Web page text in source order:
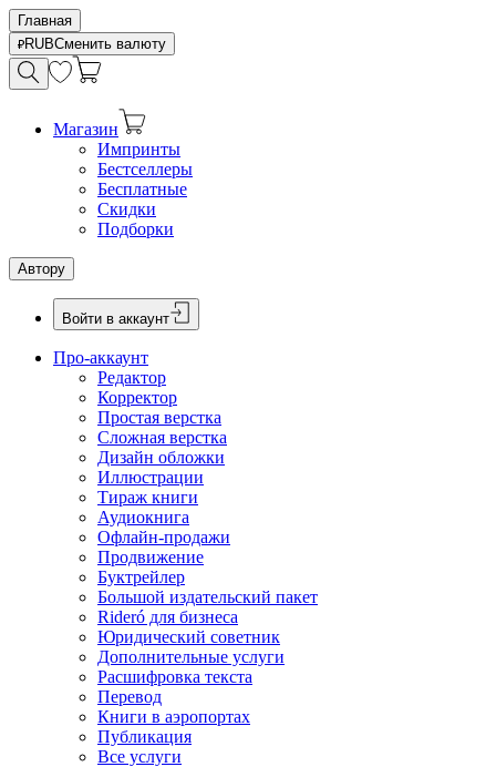
Главная
RUBСменить валюту
Магазин
Импринты
Бестселлеры
Бесплатные
Скидки
Подборки
Автору
Войти в аккаунт
Про-аккаунт
Редактор
Корректор
Простая верстка
Сложная верстка
Дизайн обложки
Иллюстрации
Тираж книги
Аудиокнига
Офлайн-продажи
Продвижение
Буктрейлер
Большой издательский пакет
Rideró для бизнеса
Юридический советник
Дополнительные услуги
Расшифровка текста
Перевод
Книги в аэропортах
Публикация
Все услуги